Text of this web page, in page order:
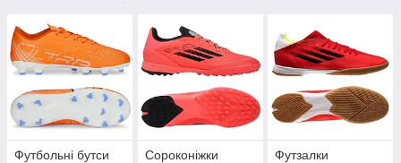
Футбольні бутси Сороконіжки Футзалки